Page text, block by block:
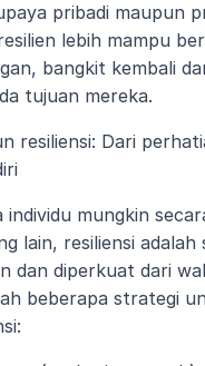
pribadi maupun
lebih mampu
bangkit kembali
tujuan mereka.
resiliensi: Dari
mungkin
lain, resiliensi adalah
dan diperkuat dari
beberapa strategi